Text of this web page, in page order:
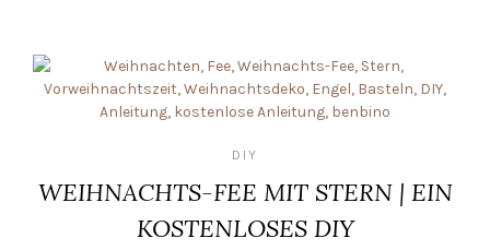
DIY
WEIHNACHTS-FEE MIT STERN | EIN
KOSTENLOSES DIY